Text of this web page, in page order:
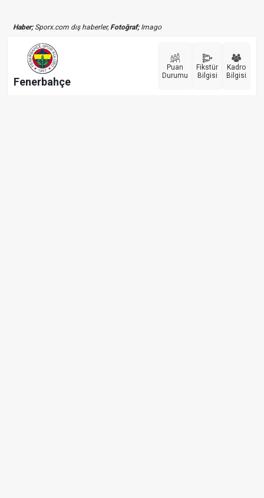
Haber;Sporx.com dış haberler,Fotoğraf;Imago
Fenerbahçe
Puan
Durumu
Fikstür
Bilgisi
Kadro
Bilgisi